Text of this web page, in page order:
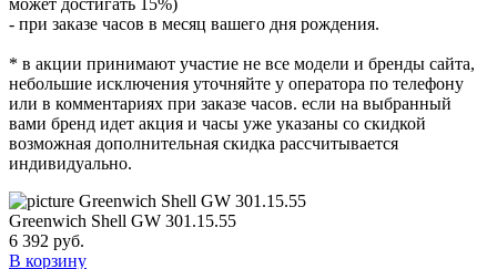
- при заказе часов в месяц вашего дня рождения.
* в акции принимают участие не все модели и бренды сайта,
небольшие исключения уточняйте у оператора по телефону
или в комментариях при заказе часов. если на выбранный
вами бренд идет акция и часы уже указаны со скидкой
возможная дополнительная скидка рассчитывается
индивидуально.
Greenwich Shell GW 301.15.55
6 392 руб.
В корзину